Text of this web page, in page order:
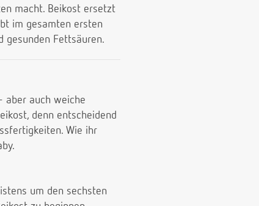
macht. Beikost ersetzt
im gesamten ersten
gesunden Fettsäuren.
aber auch weiche
denn entscheidend
Wie ihr
um den sechsten